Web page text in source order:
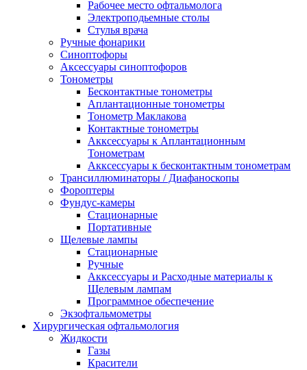
Рабочее место офтальмолога
Электроподьемные столы
Стулья врача
Ручные фонарики
Синоптофоры
Аксессуары синоптофоров
Тонометры
Бесконтактные тонометры
Аплантационные тонометры
Тонометр Маклакова
Контактные тонометры
Акксессуары к Аплантационным
Тонометрам
Акксессуары к бесконтактным тонометрам
Трансиллюминаторы / Диафаноскопы
Фороптеры
Фундус-камеры
Стационарные
Портативные
Щелевые лампы
Стационарные
Ручные
Акксессуары и Расходные материалы к
Щелевым лампам
Программное обеспечение
Экзофтальмометры
Хирургическая офтальмология
Жидкости
Газы
Красители